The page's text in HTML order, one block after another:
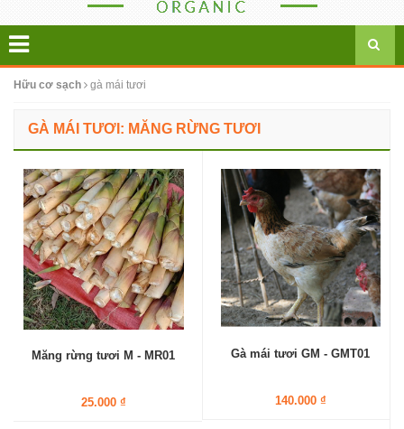
Hữu cơ sạch gà mái tươi
GÀ MÁI TƯƠI: MĂNG RỪNG TƯƠI
Măng rừng tươi M - MR01
25.000 ₫
Gà mái tươi GM - GMT01
140.000 ₫